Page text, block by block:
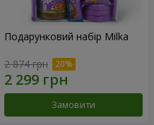
Подарунковий набір Milka
2 874 грн
Замовити